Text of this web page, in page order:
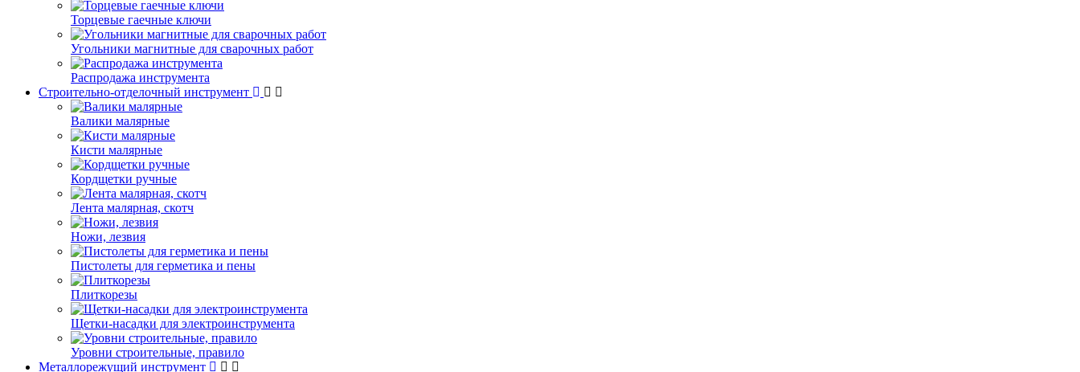
Торцевые гаечные ключи
Угольники магнитные для сварочных работ
Распродажа инструмента
Строительно-отделочный инструмент
Валики малярные
Кисти малярные
Кордщетки ручные
Лента малярная, скотч
Ножи, лезвия
Пистолеты для герметика и пены
Плиткорезы
Щетки-насадки для электроинструмента
Уровни строительные, правило
Металлорежущий инструмент